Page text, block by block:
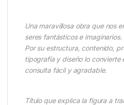
Una maravillosa obra que nos
seres fantásticos e imaginarios.
Por su estructura, contenido,
tipografía y diseño lo convierte
consulta fácil y agradable.
Título que explica la figura a